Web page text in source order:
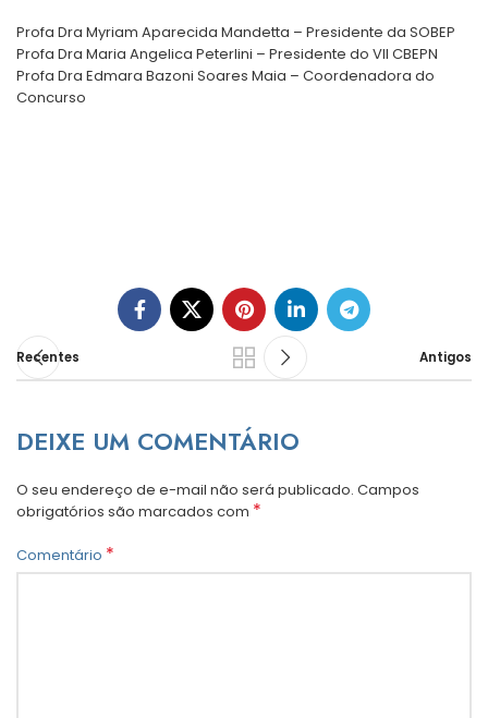
Profa Dra Myriam Aparecida Mandetta – Presidente da SOBEP
Profa Dra Maria Angelica Peterlini – Presidente do VII CBEPN
Profa Dra Edmara Bazoni Soares Maia – Coordenadora do
Concurso
Recentes Antigos
DEIXE UM COMENTÁRIO
O seu endereço de e-mail não será publicado. Campos
obrigatórios são marcados com *
Comentário *